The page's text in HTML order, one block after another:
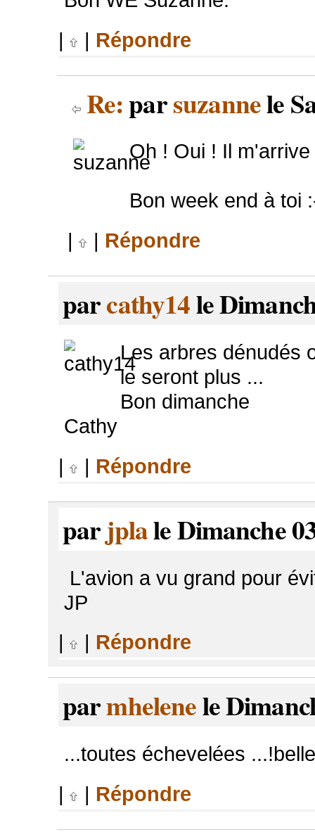
|
| Répondre
Re:parsuzannele
Oh ! Oui ! Il
Bon week end à toi
|
| Répondre
parcathy14le
Les arbres dénudés
le seront plus ...
Bon dimanche
Cathy
|
| Répondre
parjplale Dimanche
L'avion a vu grand pour
JP
|
| Répondre
parmhelenele
...toutes échevelées
|
| Répondre